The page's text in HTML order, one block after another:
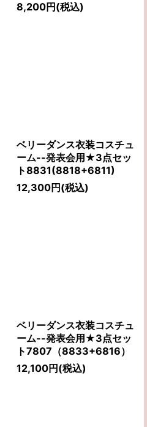
8,200円 (税込)
ベリーダンス衣装コスチュ
ーム--発表会用★3点セッ
ト8831(8818+6811)
12,300円 (税込)
ベリーダンス衣装コスチュ
ーム--発表会用★3点セッ
ト7807（8833+6816）
12,100円 (税込)